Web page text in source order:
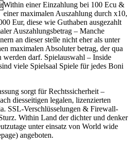
Within einer Einzahlung bei 100 Ecu &
einer maximalen Auszahlung durch x10,
Eur, diese wie Guthaben ausgezahlt
Auszahlungsbetrag – Manche
an dieser stelle nicht eher als unter
maximalen Absoluter betrag, der qua
werden darf. Spielauswahl – Inside
viele Spielsaal Spiele für jedes Boni
sorgt für Rechtssicherheit –
diesseitigen legalen, lizenzierten
SSL-Verschlüsselungen & Firewall-
Within Land der dichter und denker
unter einsatz von World wide
angeboten.